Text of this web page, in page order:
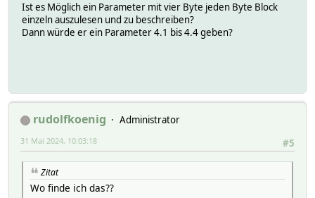
Ist es Möglich ein Parameter mit vier Byte jeden Byte Block
einzeln auszulesen und zu beschreiben?
Dann würde er ein Parameter 4.1 bis 4.4 geben?
rudolfkoenig
Administrator
#5
31 Mai 2024, 10:03:18
Zitat
Wo finde ich das??